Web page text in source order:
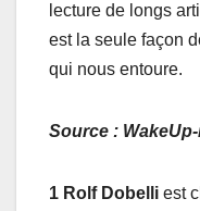
lecture de longs
est la seule façon
qui nous entoure.
Source :
1 Rolf Dobelli est